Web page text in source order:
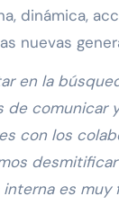
dinámica,
nuevas
en la
de comunicar
con los
es muy